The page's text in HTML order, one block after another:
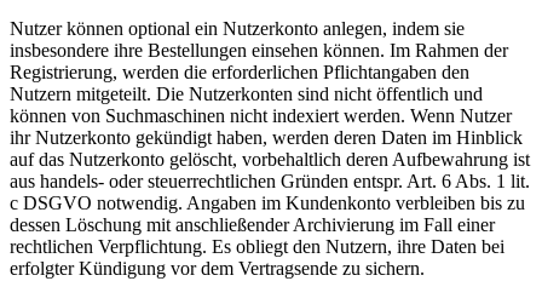
Nutzer können optional ein Nutzerkonto anlegen, indem sie
insbesondere ihre Bestellungen einsehen können. Im Rahmen der
Registrierung, werden die erforderlichen Pflichtangaben den
Nutzern mitgeteilt. Die Nutzerkonten sind nicht öffentlich und
können von Suchmaschinen nicht indexiert werden. Wenn Nutzer
ihr Nutzerkonto gekündigt haben, werden deren Daten im Hinblick
auf das Nutzerkonto gelöscht, vorbehaltlich deren Aufbewahrung ist
aus handels- oder steuerrechtlichen Gründen entspr. Art. 6 Abs. 1 lit.
c DSGVO notwendig. Angaben im Kundenkonto verbleiben bis zu
dessen Löschung mit anschließender Archivierung im Fall einer
rechtlichen Verpflichtung. Es obliegt den Nutzern, ihre Daten bei
erfolgter Kündigung vor dem Vertragsende zu sichern.